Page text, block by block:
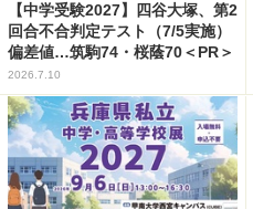
【中学受験2027】四谷大塚、第2
回合不合判定テスト（7/5実施）
偏差値…筑駒74・桜蔭70＜PR＞
2026.7.10